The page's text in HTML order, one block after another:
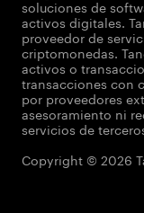
soluciones de
activos digitales.
proveedor de
criptomonedas.
activos o
transacciones con
por proveedores
asesoramiento ni
servicios de